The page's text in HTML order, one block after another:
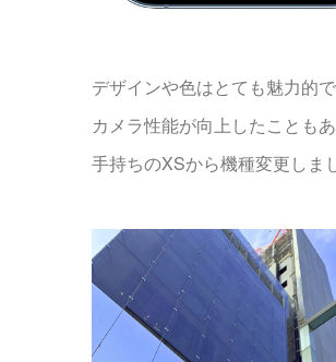
デザインや色はとても魅力的で
カメラ性能が向上したことも
手持ちのXSから機種変更しま